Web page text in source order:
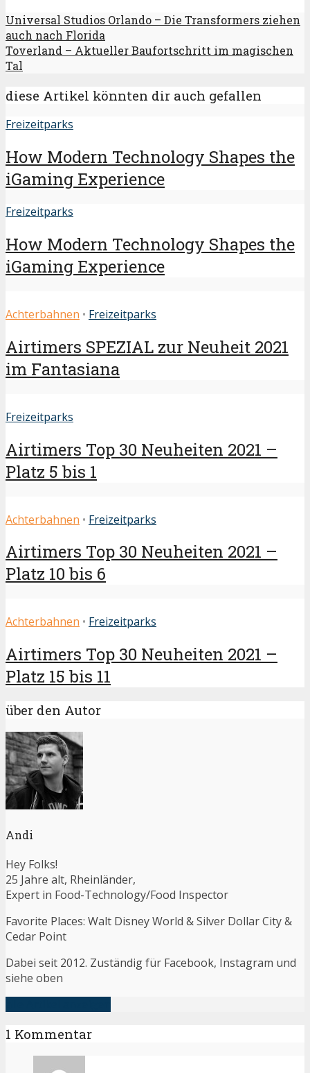
Universal Studios Orlando – Die Transformers ziehen
auch nach Florida
Toverland – Aktueller Baufortschritt im magischen
Tal
diese Artikel könnten dir auch gefallen
Freizeitparks
How Modern Technology Shapes the
iGaming Experience
Freizeitparks
How Modern Technology Shapes the
iGaming Experience
Achterbahnen • Freizeitparks
Airtimers SPEZIAL zur Neuheit 2021
im Fantasiana
Freizeitparks
Airtimers Top 30 Neuheiten 2021 –
Platz 5 bis 1
Achterbahnen • Freizeitparks
Airtimers Top 30 Neuheiten 2021 –
Platz 10 bis 6
Achterbahnen • Freizeitparks
Airtimers Top 30 Neuheiten 2021 –
Platz 15 bis 11
über den Autor
Andi
Hey Folks!
25 Jahre alt, Rheinländer,
Expert in Food-Technology/Food Inspector
Favorite Places: Walt Disney World & Silver Dollar City &
Cedar Point
Dabei seit 2012. Zuständig für Facebook, Instagram und
siehe oben
1 Kommentar